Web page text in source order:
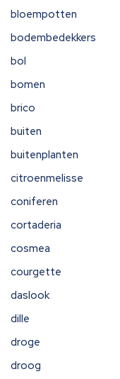
bloempotten
bodembedekkers
bol
bomen
brico
buiten
buitenplanten
citroenmelisse
coniferen
cortaderia
cosmea
courgette
daslook
dille
droge
droog